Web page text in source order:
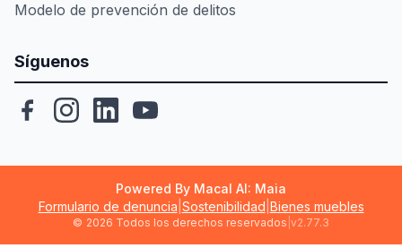
Modelo de prevención de delitos
Síguenos
Powered By Macal AI: Maia
Formulario de denuncia Sostenibilidad Bienes muebles
© 2026 Todos los derechos reservados v2.77.3